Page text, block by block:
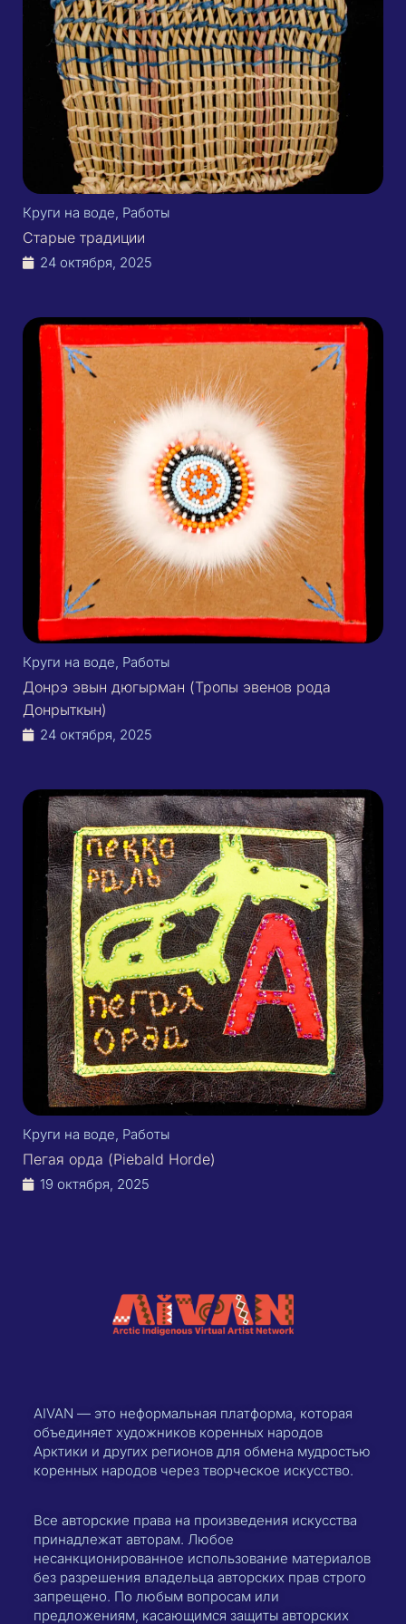
Круги на воде, Работы
Старые традиции
24 октября, 2025
Круги на воде, Работы
Донрэ эвын дюгырман (Тропы эвенов рода
Донрыткын)
24 октября, 2025
Круги на воде, Работы
Пегая орда (Piebald Horde)
19 октября, 2025
AIVAN — это неформальная платформа, которая
объединяет художников коренных народов
Арктики и других регионов для обмена мудростью
коренных народов через творческое искусство.
Все авторские права на произведения искусства
принадлежат авторам. Любое
несанкционированное использование материалов
без разрешения владельца авторских прав строго
запрещено. По любым вопросам или
предложениям, касающимся защиты авторских